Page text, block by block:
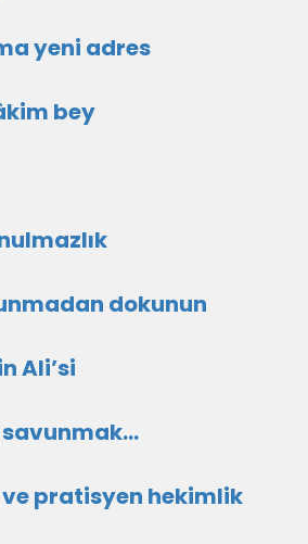
yeni adres
bey
dokunun
Ali’si
ve pratisyen hekimlik